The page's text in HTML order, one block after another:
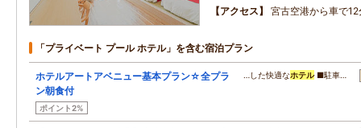
アクセス
宮古空港から車で12
「プライベート プール ホテル」を含む宿泊プラン
ホテルアートアベニュー基本プラン☆全プラ
ン朝食付
ポイント2%
…した快適なホテル■駐車…